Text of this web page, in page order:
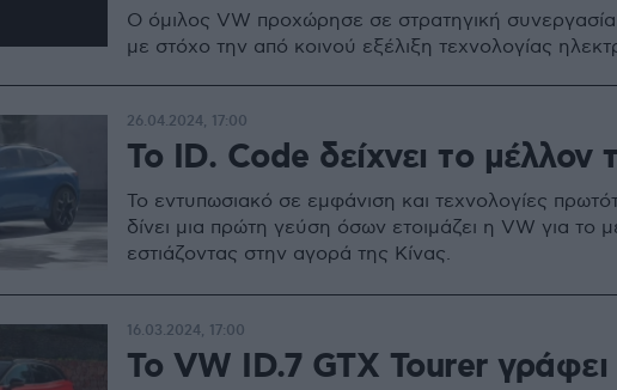
Ο όμιλος VW προχώρησε σε στρατηγική
με στόχο την από κοινού εξέλιξη τεχνολογίας
Το ID. Code δείχνει το μέλλον
Το εντυπωσιακό σε εμφάνιση και τεχνολογίες
δίνει μια πρώτη γεύση όσων ετοιμάζει η VW για το
εστιάζοντας στην αγορά της Κίνας.
26.04.2024, 17:00
To VW ID.7 GTX Tourer γράφει
16.03.2024, 17:00